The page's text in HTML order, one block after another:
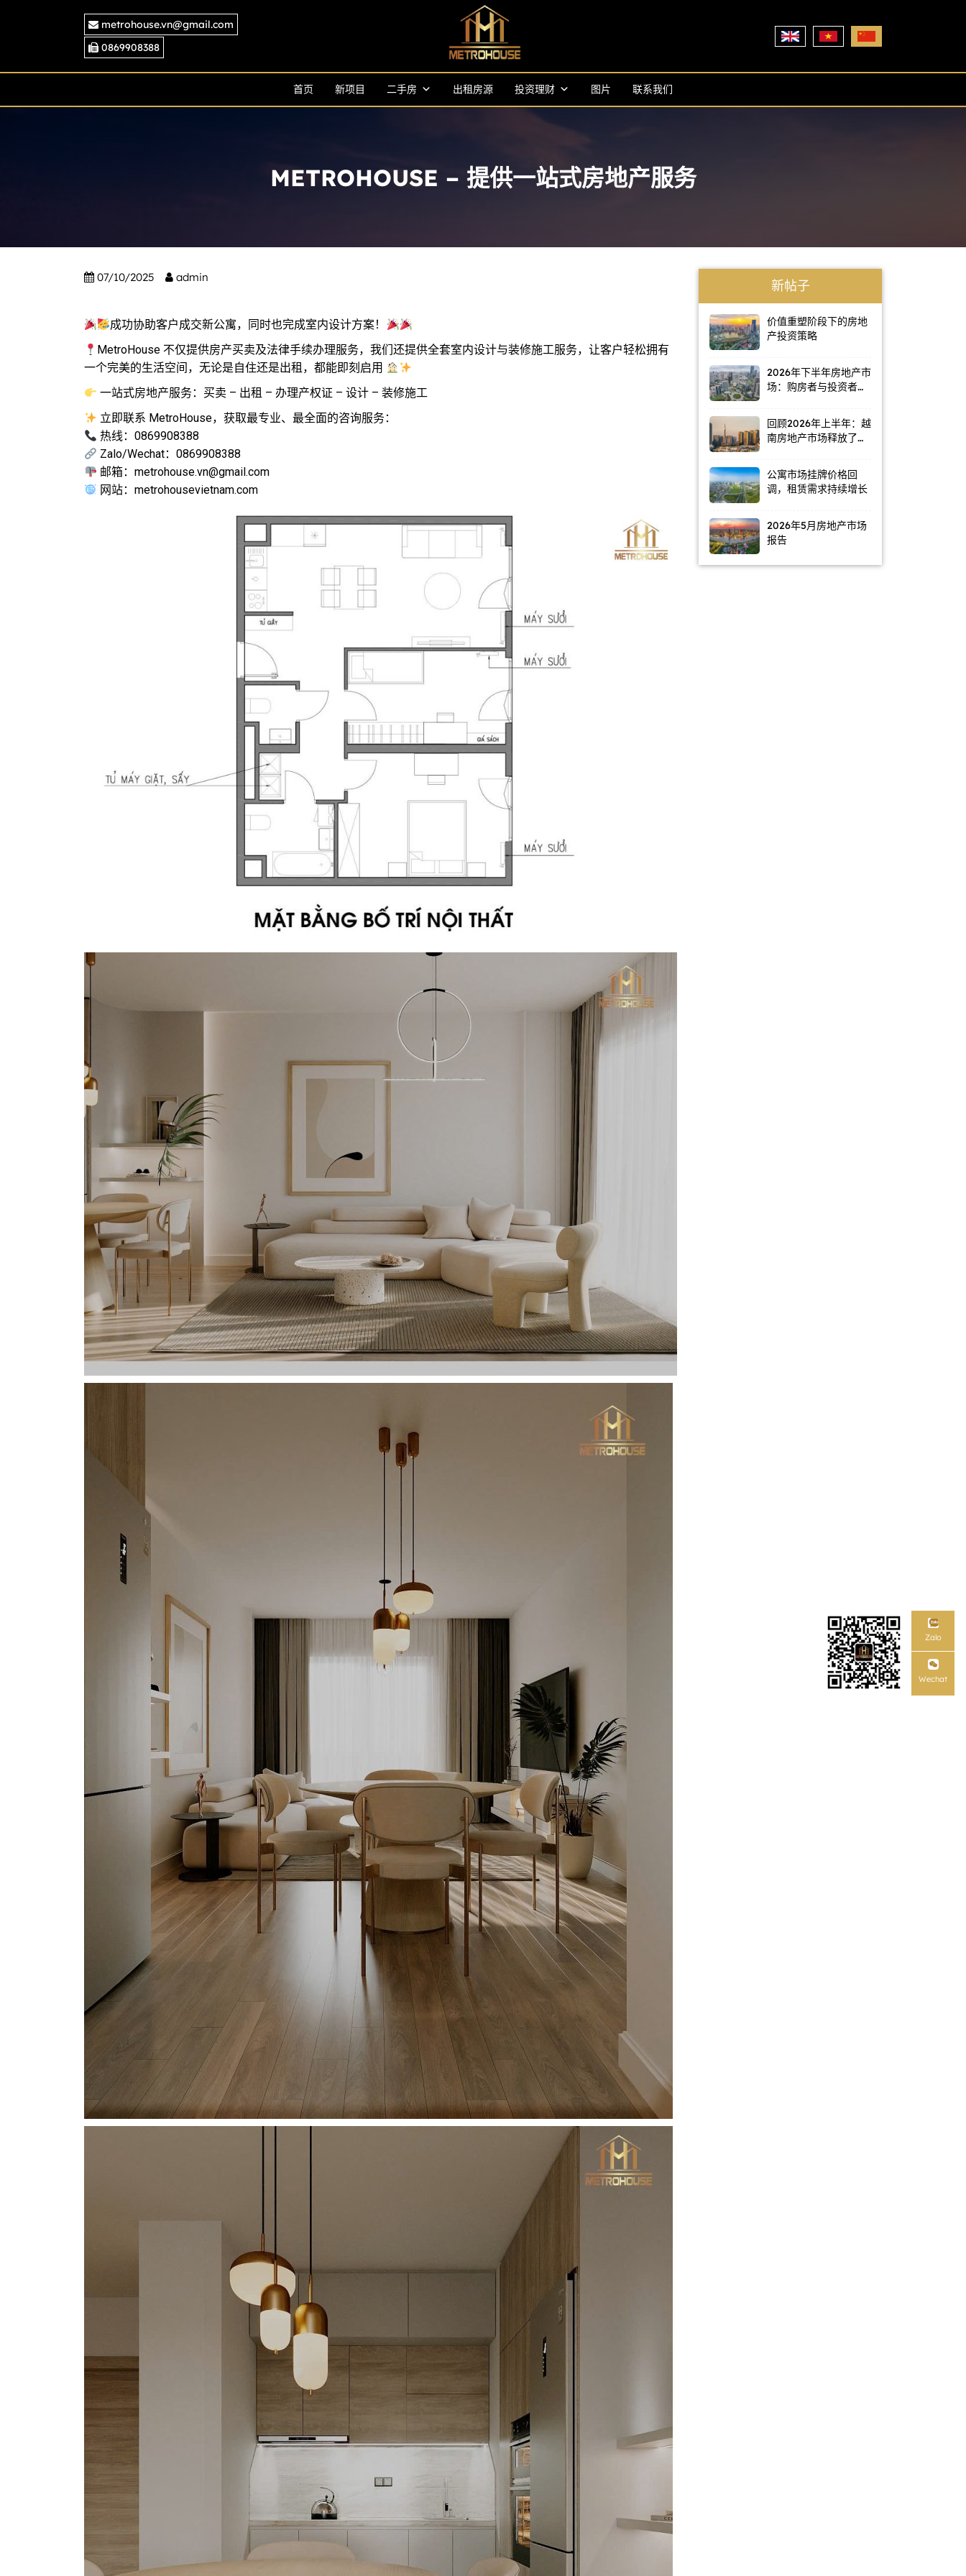
metrohouse.vn@gmail.com
0869908388
首页 新项目 二手房 出租房源 投资理财 图片 联系我们
METROHOUSE – 提供一站式房地产服务
07/10/2025 admin
成功协助客户成交新公寓，同时也完成室内设计方案！
MetroHouse 不仅提供房产买卖及法律手续办理服务，我们还提供全套室内设计与装修施工服务，让客户轻松拥有
一个完美的生活空间，无论是自住还是出租，都能即刻启用
一站式房地产服务：买卖 – 出租 – 办理产权证 – 设计 – 装修施工
立即联系 MetroHouse，获取最专业、最全面的咨询服务：
热线：0869908388
Zalo/Wechat：0869908388
邮箱：metrohouse.vn@gmail.com
网站：metrohousevietnam.com
新帖子
价值重塑阶段下的房地
产投资策略
2026年下半年房地产市
场：购房者与投资者普
回顾2026年上半年：越
南房地产市场释放了哪
公寓市场挂牌价格回
调，租赁需求持续增长
2026年5月房地产市场
报告
Zalo
Wechat